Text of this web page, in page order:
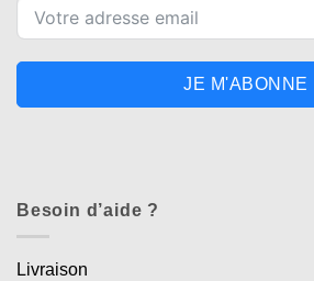
JE M'ABONNE
Besoin d’aide ?
Livraison